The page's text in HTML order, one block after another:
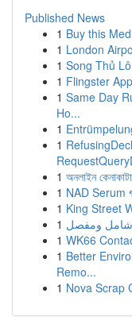
Published News
1 Buy this
1 London
1 Song Thủ
1 Flingster
1 Same Day
Ho...
1
1
1 অনলাইন
1 NAD Serum
1 King Street
1 شامل ومفصل
1 WK66
1 Better
Remo...
1 Nova Scrap